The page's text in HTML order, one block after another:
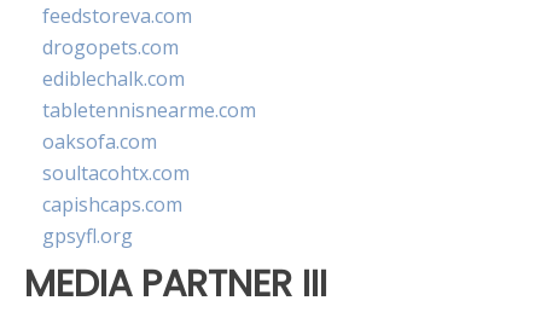
feedstoreva.com
drogopets.com
ediblechalk.com
tabletennisnearme.com
oaksofa.com
soultacohtx.com
capishcaps.com
gpsyfl.org
MEDIA PARTNER III